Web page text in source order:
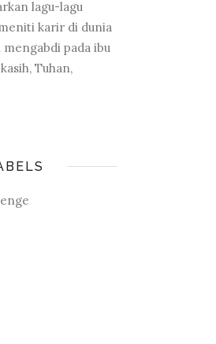
lagu-lagu
karir di dunia
pada ibu
Tuhan,